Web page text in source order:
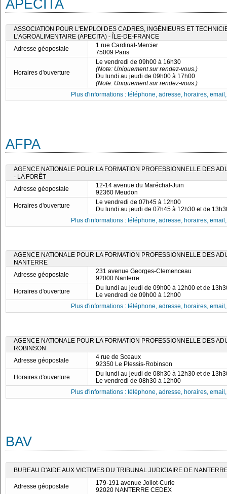
APECITA
ASSOCIATION POUR L'EMPLOI DES CADRES, INGÉNIEURS ET
L'AGROALIMENTAIRE (APECITA) - ÎLE-DE-FRANCE
Adresse géopostale
1 rue Cardinal-Mercier
75009 Paris
Horaires d'ouverture
Le vendredi de 09h00 à 16h30
(Note: Uniquement sur rendez-vous.)
Du lundi au jeudi de 09h00 à 17h00
(Note: Uniquement sur rendez-vous.)
Plus d'informations : téléphone, adresse, horaires,
AFPA
AGENCE NATIONALE POUR LA FORMATION PROFESSIONNELLE DES
- LA FORÊT
Adresse géopostale
12-14 avenue du Maréchal-Juin
92360 Meudon
Horaires d'ouverture
Le vendredi de 07h45 à 12h00
Du lundi au jeudi de 07h45 à 12h30 et de
Plus d'informations : téléphone, adresse, horaires,
AGENCE NATIONALE POUR LA FORMATION PROFESSIONNELLE DES
NANTERRE
Adresse géopostale
231 avenue Georges-Clemenceau
92000 Nanterre
Horaires d'ouverture
Du lundi au jeudi de 09h00 à 12h00 et de
Le vendredi de 09h00 à 12h00
Plus d'informations : téléphone, adresse, horaires,
AGENCE NATIONALE POUR LA FORMATION PROFESSIONNELLE DES
ROBINSON
Adresse géopostale
4 rue de Sceaux
92350 Le Plessis-Robinson
Horaires d'ouverture
Du lundi au jeudi de 08h30 à 12h30 et de
Le vendredi de 08h30 à 12h00
Plus d'informations : téléphone, adresse, horaires,
BAV
BUREAU D'AIDE AUX VICTIMES DU TRIBUNAL JUDICIAIRE DE
Adresse géopostale
179-191 avenue Joliot-Curie
92020 NANTERRE CEDEX